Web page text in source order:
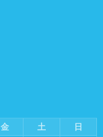
金 土
日